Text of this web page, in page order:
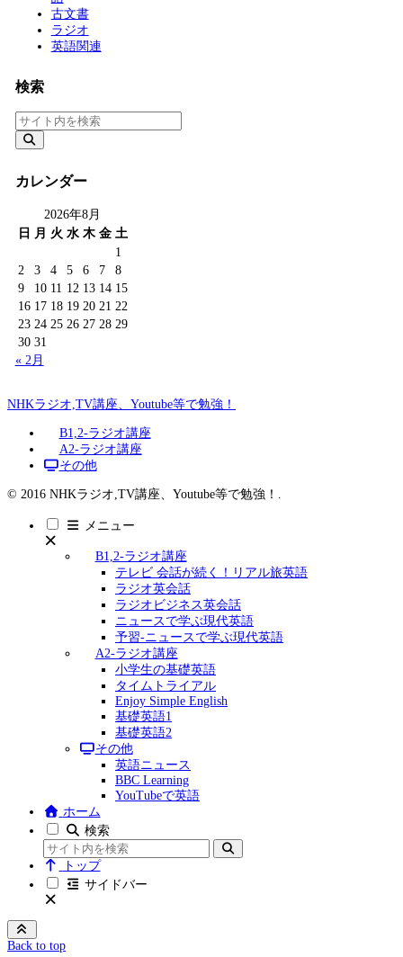
古文書
ラジオ
英語関連
検索
カレンダー
2026年8月
日
月 火 水 木 金 土
1
2
3 4 5 6 7
8
9
10 11 12 13 14 15
16 17 18 19 20 21 22
23 24 25 26 27 28 29
30 31
« 2月
NHKラジオ,TV講座、Youtube等で勉強！
B1,2-ラジオ講座
A2-ラジオ講座
その他
© 2016 NHKラジオ,TV講座、Youtube等で勉強！.
メニュー
B1,2-ラジオ講座
テレビ 会話が続く！リアル旅英語
ラジオ英会話
ラジオビジネス英会話
ニュースで学ぶ現代英語
予習-ニュースで学ぶ現代英語
A2-ラジオ講座
小学生の基礎英語
タイムトライアル
Enjoy Simple English
基礎英語1
基礎英語2
その他
英語ニュース
BBC Learning
YouTubeで英語
ホーム
検索
トップ
サイドバー
Back to top